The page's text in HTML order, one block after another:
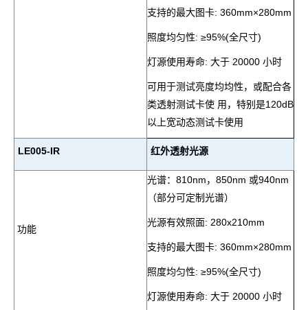
支持的最大图卡: 360mm×280mm
照度均匀性: ≥95%(全尺寸)
灯源使用寿命: 大于 20000 小时
可用于测试亮度均均性，或配合各
类透射测试卡使 用，特别是120dB
以上宽动态测试卡使用
LE005-IR 红外透射光源
功能
光谱： 810nm， 850nm 或940nm
（部分可定制光谱）
光源有效照面: 280x210mm
支持的最大图卡: 360mm×280mm
照度均匀性: ≥95%(全尺寸)
灯源使用寿命: 大于 20000 小时